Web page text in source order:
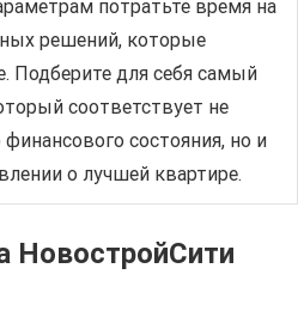
потратьте время на
решений, которые
Подберите для себя самый
соответствует не
состояния, но и
о лучшей квартире.
НовостройСити